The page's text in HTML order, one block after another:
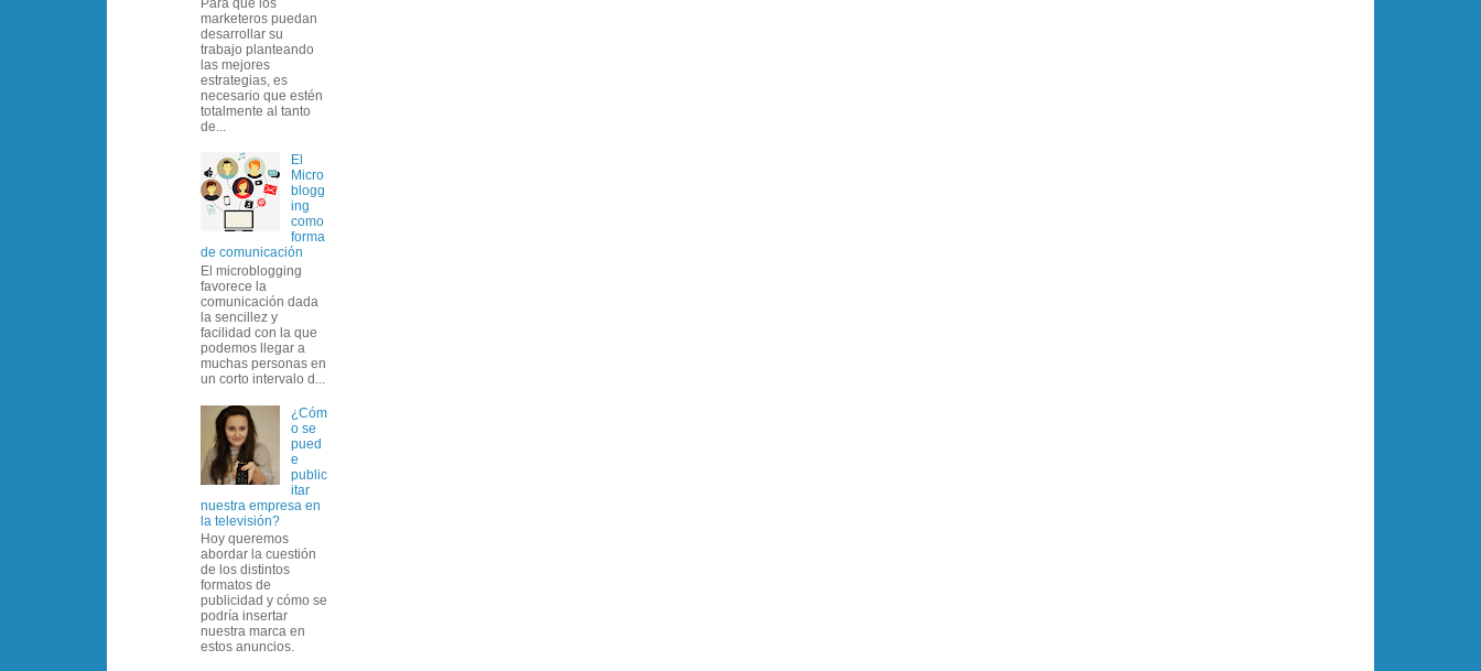
marketeros puedan
desarrollar su
trabajo planteando
las mejores
estrategias, es
necesario que estén
totalmente al tanto
de...
El
Micro
blogg
ing
como
forma
de comunicación
El microblogging
favorece la
comunicación dada
la sencillez y
facilidad con la que
podemos llegar a
muchas personas en
un corto intervalo d...
¿Cóm
o se
pued
e
public
itar
nuestra empresa en
la televisión?
Hoy queremos
abordar la cuestión
de los distintos
formatos de
publicidad y cómo se
podría insertar
nuestra marca en
estos anuncios.